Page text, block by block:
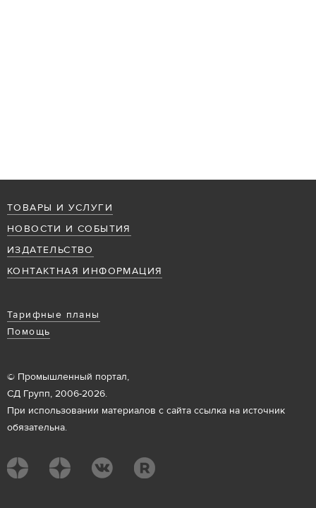
ТОВАРЫ И УСЛУГИ
НОВОСТИ И СОБЫТИЯ
ИЗДАТЕЛЬСТВО
КОНТАКТНАЯ ИНФОРМАЦИЯ
Тарифные планы
Помощь
© Промышленный портал,
СД Групп, 2006-2026.
При использовании материалов с сайта ссылка на источник
обязательна.